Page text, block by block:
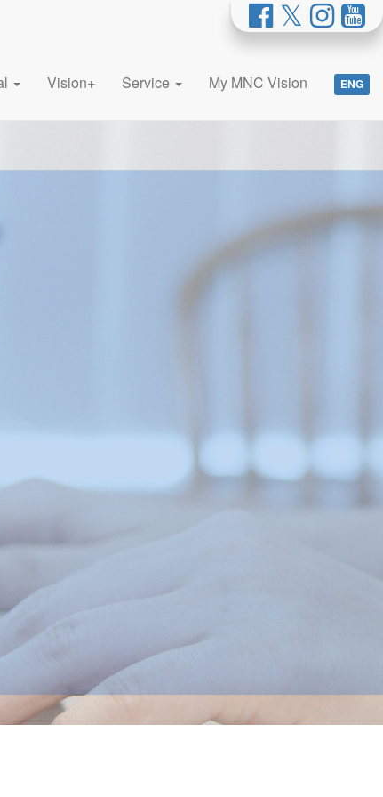
Vision+ Service My MNC Vision ENG